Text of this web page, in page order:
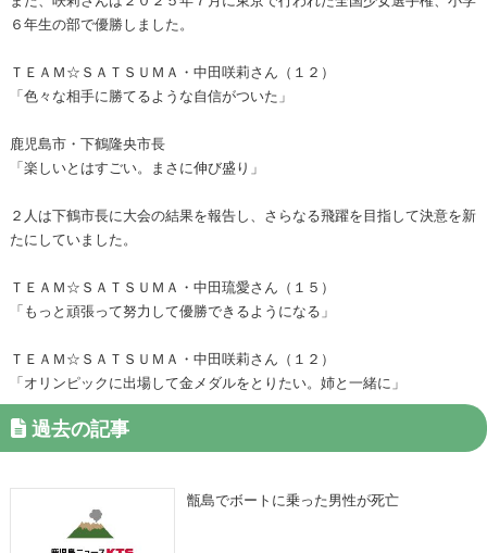
６年生の部で優勝しました。
ＴＥＡＭ☆ＳＡＴＳＵＭＡ・中田咲莉さん（１２）
「色々な相手に勝てるような自信がついた」
鹿児島市・下鶴隆央市長
「楽しいとはすごい。まさに伸び盛り」
２人は下鶴市長に大会の結果を報告し、さらなる飛躍を目指して決意を新
たにしていました。
ＴＥＡＭ☆ＳＡＴＳＵＭＡ・中田琉愛さん（１５）
「もっと頑張って努力して優勝できるようになる」
ＴＥＡＭ☆ＳＡＴＳＵＭＡ・中田咲莉さん（１２）
「オリンピックに出場して金メダルをとりたい。姉と一緒に」
過去の記事
甑島でボートに乗った男性が死亡